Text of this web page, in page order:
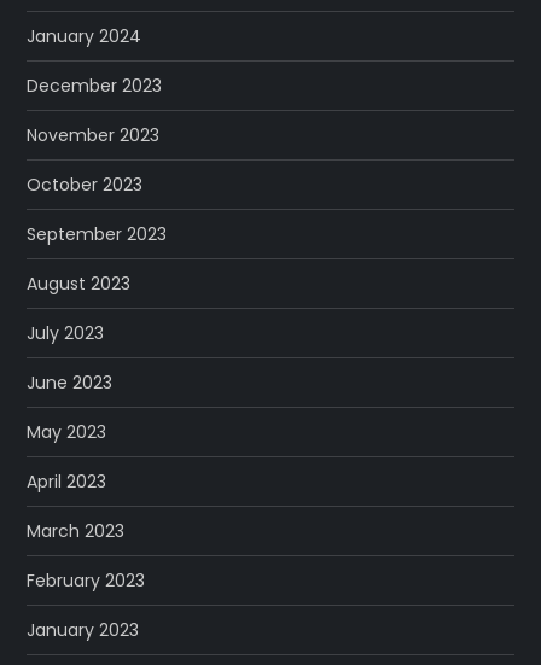
January 2024
December 2023
November 2023
October 2023
September 2023
August 2023
July 2023
June 2023
May 2023
April 2023
March 2023
February 2023
January 2023